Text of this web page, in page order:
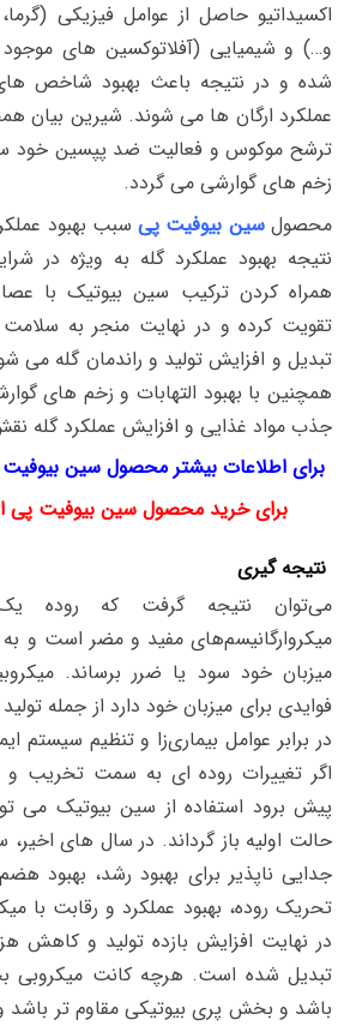
اکسیداتیو حاصل از عوامل فیزیکی
و…) و شیمیایی (آفلاتوکسین های
شده و در نتیجه باعث بهبود شاخص
عملکرد ارگان ها می شوند. شیرین بیان
ترشح موکوس و فعالیت ضد پپسین خود
زخم های گوارشی می گردد.
محصولسین بیوفیت پی سبب بهبود
نتیجه بهبود عملکرد گله به ویژه در
همراه کردن ترکیب سین بیوتیک با
تقویت کرده و در نهایت منجر به
تبدیل و افزایش تولید و راندمان گله می
همچنین با بهبود التهابات و زخم های
جذب مواد غذایی و افزایش عملکرد گله
برای اطلاعات بیشتر محصول سین بیوفیت
برای خرید محصول سین بیوفیت پی
نتیجه گیری
می‌توان نتیجه گرفت که روده
میکروارگانیسم‌های مفید و مضر است و به
میزبان خود سود یا ضرر برساند.
فوایدی برای میزبان خود دارد از جمله
در برابر عوامل بیماری‌زا و تنظیم سیستم
اگر تغییرات روده ای به سمت تخریب و
پیش برود استفاده از سین بیوتیک می
حالت اولیه باز گرداند. در سال های
جدایی ناپذیر برای بهبود رشد، بهبود
تحریک روده، بهبود عملکرد و رقابت با
در نهایت افزایش بازده تولید و کاهش
تبدیل شده است. هرچه کانت میکروبی
باشد و بخش پری بیوتیکی مقاوم تر باشد و